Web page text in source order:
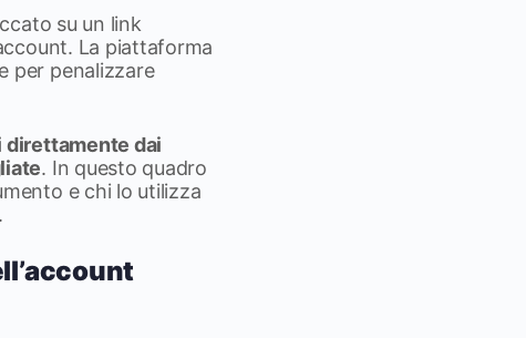
su un link
La piattaforma
per penalizzare
direttamente dai
. In questo quadro
e chi lo utilizza